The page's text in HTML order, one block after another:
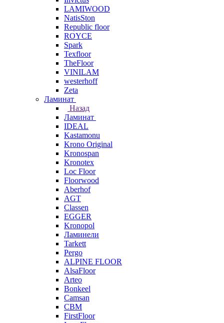
LAMIWOOD
NatisSton
Republic floor
ROYCE
Spark
Texfloor
TheFloor
VINILAM
westerhoff
Zeta
Ламинат
Назад
Ламинат
IDEAL
Kastamonu
Krono Original
Kronospan
Kronotex
Loc Floor
Floorwood
Aberhof
AGT
Classen
EGGER
Kronopol
Ламинели
Tarkett
Pergo
ALPINE FLOOR
AlsaFloor
Arteo
Bonkeel
Camsan
CBM
FirstFloor